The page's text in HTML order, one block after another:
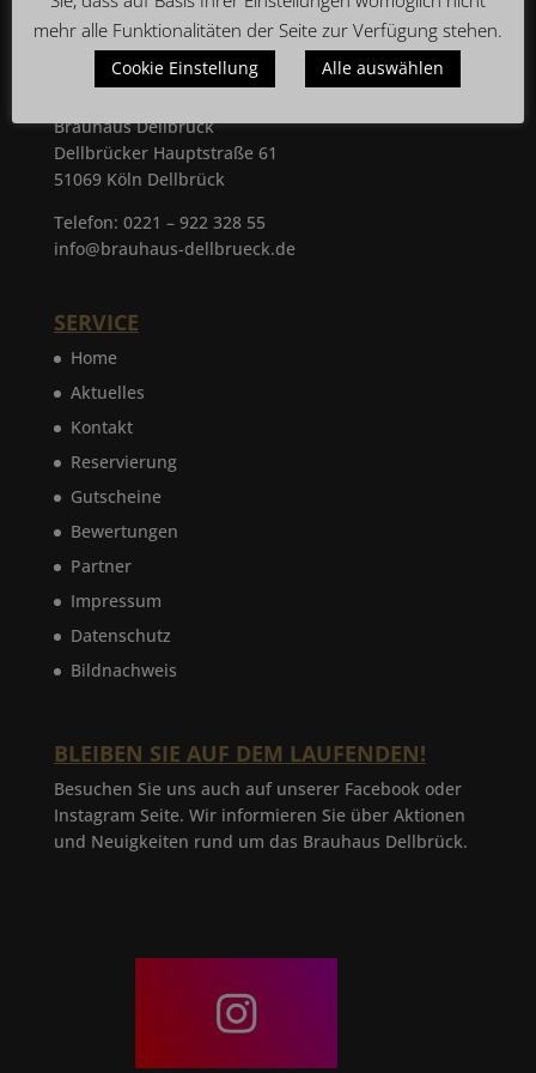
KONTAKT
Brauhaus Dellbrück
Dellbrücker Hauptstraße 61
51069 Köln Dellbrück
Telefon: 0221 – 922 328 55
info@brauhaus-dellbrueck.de
SERVICE
Home
Aktuelles
Kontakt
Reservierung
Gutscheine
Bewertungen
Partner
Impressum
Datenschutz
Bildnachweis
BLEIBEN SIE AUF DEM LAUFENDEN!
Besuchen Sie uns auch auf unserer Facebook oder
Instagram Seite. Wir informieren Sie über Aktionen
und Neuigkeiten rund um das Brauhaus Dellbrück.
mehr alle Funktionalitäten der Seite zur Verfügung stehen.
Cookie Einstellung Alle auswählen